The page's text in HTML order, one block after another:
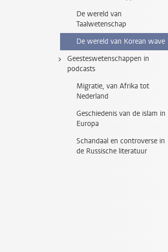
De wereld van
Taalwetenschap
De wereld van Korean wave
Geesteswetenschappen in
podcasts
Migratie, van Afrika tot
Nederland
Geschiedenis van de islam in
Europa
Schandaal en controverse in
de Russische literatuur